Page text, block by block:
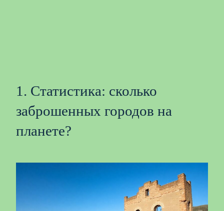
1. Статистика: сколько
заброшенных городов на
планете?